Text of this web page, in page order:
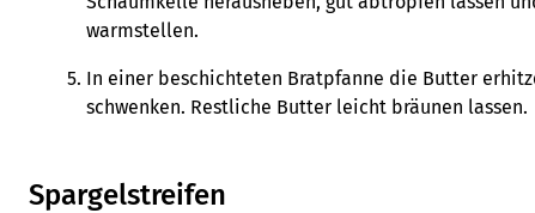
warmstellen.
In einer beschichteten Bratpfanne die Butter
schwenken. Restliche Butter leicht bräunen lassen.
Spargelstreifen